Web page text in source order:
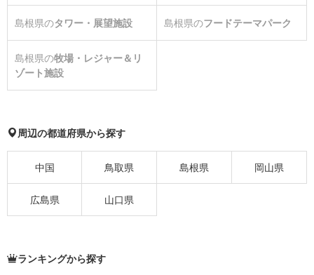
島根県のタワー・展望施設 島根県のフードテーマパーク
島根県の牧場・レジャー＆リ
ゾート施設
周辺の都道府県から探す
中国 鳥取県 島根県 岡山県
広島県 山口県
ランキングから探す